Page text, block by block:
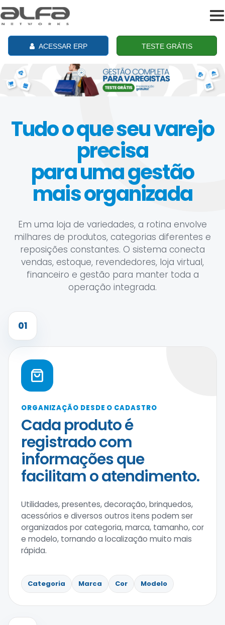
ACESSAR ERP TESTE GRÁTIS
Tudo o que seu varejo
precisa
para uma gestão
mais organizada
Em uma loja de variedades, a rotina envolve
milhares de produtos, categorias diferentes e
reposições constantes. O sistema conecta
vendas, estoque, revendedores, loja virtual,
financeiro e gestão para manter toda a
operação integrada.
01
ORGANIZAÇÃO DESDE O CADASTRO
Cada produto é
registrado com
informações que
facilitam o atendimento.
Utilidades, presentes, decoração, brinquedos,
acessórios e diversos outros itens podem ser
organizados por categoria, marca, tamanho, cor
e modelo, tornando a localização muito mais
rápida.
Categoria Marca Cor Modelo